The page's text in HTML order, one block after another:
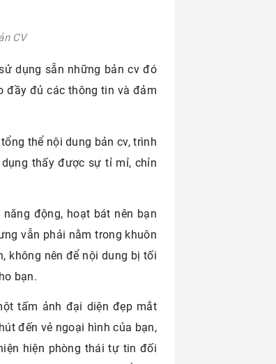
CV
dụng sẵn những bản cv đó
đầy đủ các thông tin và đảm
thể nội dung bản cv, trình
thấy được sự tỉ mỉ, chỉn
động, hoạt bát nên bạn
vẫn phải nằm trong khuôn
không nên để nội dung bị tối
bạn.
tấm ảnh đại diện đẹp mắt
đến vẻ ngoại hình của bạn,
hiện phòng thái tự tin đối